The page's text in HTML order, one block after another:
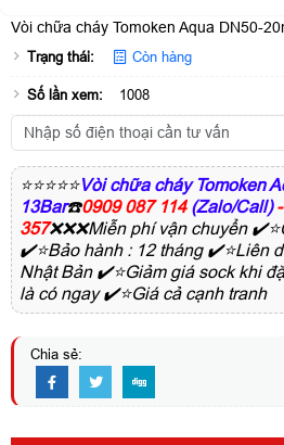
Vòi chữa cháy Tomoken Aqua DN50-
Trạng thái: Còn hàng
Số lần xem: 1008
⭐⭐⭐⭐⭐Vòi chữa cháy Tomoken
13Bar☎️0909 087 114 (Zalo/Call)
357❌❌❌Miễn phí vận chuyển
✔️⭐Bảo hành : 12 tháng ✔️⭐Liên
Nhật Bản ✔️⭐Giảm giá sock khi
là có ngay ✔️⭐Giá cả cạnh tranh
Chia sẻ: